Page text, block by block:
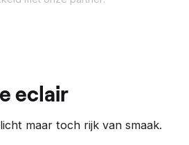
eclair
maar toch rijk van smaak.